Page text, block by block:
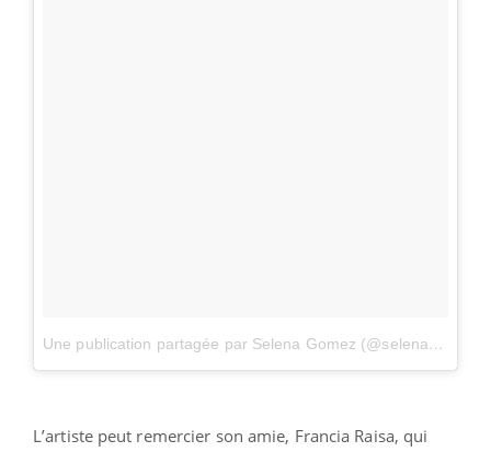
Une publication partagée par Selena Gomez (@selenagomez)
L’artiste peut remercier son amie, Francia Raisa, qui